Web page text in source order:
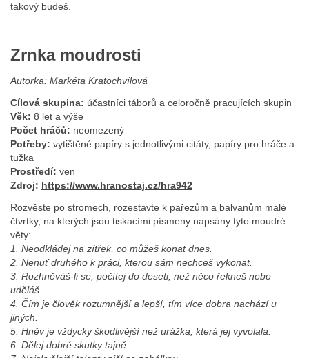
takový budeš.
Zrnka moudrosti
Autorka: Markéta Kratochvílová
Cílová skupina: účastníci táborů a celoročně pracujících skupin
Věk: 8 let a výše
Počet hráčů: neomezený
Potřeby: vytištěné papíry s jednotlivými citáty, papíry pro hráče a
tužka
Prostředí: ven
Zdroj: https://www.hranostaj.cz/hra942
Rozvěste po stromech, rozestavte k pařezům a balvanům malé
čtvrtky, na kterých jsou tiskacími písmeny napsány tyto moudré
věty:
1. Neodkládej na zítřek, co můžeš konat dnes.
2. Nenuť druhého k práci, kterou sám nechceš vykonat.
3. Rozhněváš-li se, počítej do deseti, než něco řekneš nebo
uděláš.
4. Čím je člověk rozumnější a lepší, tím více dobra nachází u
jiných.
5. Hněv je vždycky škodlivější než urážka, která jej vyvolala.
6. Dělej dobré skutky tajně.